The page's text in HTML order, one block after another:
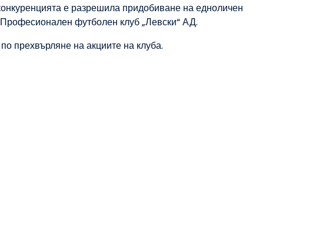
е разрешила придобиване на едноличен
футболен клуб „Левски“ АД.
прехвърляне на акциите на клуба.